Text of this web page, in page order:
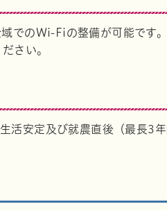
でのWi-Fiの整備が可能です。
さい。
活安定及び就農直後（最長3